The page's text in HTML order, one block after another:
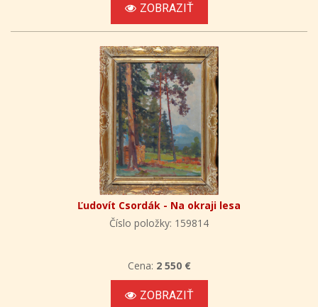
ZOBRAZIŤ
Ľudovít Csordák - Na okraji lesa
Číslo položky: 159814
Cena: 2 550 €
ZOBRAZIŤ